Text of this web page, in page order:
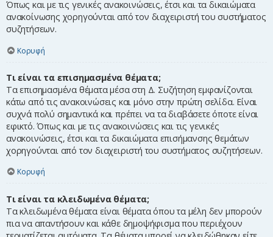
Όπως και με τις γενικές ανακοινώσεις, έτσι και τα δικαιώματα
ανακοίνωσης χορηγούνται από τον διαχειριστή του συστήματος
συζητήσεων.
Κορυφή
Τι είναι τα επισημασμένα θέματα;
Τα επισημασμένα θέματα μέσα στη Δ. Συζήτηση εμφανίζονται
κάτω από τις ανακοινώσεις και μόνο στην πρώτη σελίδα. Είναι
συχνά πολύ σημαντικά και πρέπει να τα διαβάσετε όποτε είναι
εφικτό. Όπως και με τις ανακοινώσεις και τις γενικές
ανακοινώσεις, έτσι και τα δικαιώματα επισήμανσης θεμάτων
χορηγούνται από τον διαχειριστή του συστήματος συζητήσεων.
Κορυφή
Τι είναι τα κλειδωμένα θέματα;
Τα κλειδωμένα θέματα είναι θέματα όπου τα μέλη δεν μπορούν
πια να απαντήσουν και κάθε δημοψήφισμα που περιέχουν